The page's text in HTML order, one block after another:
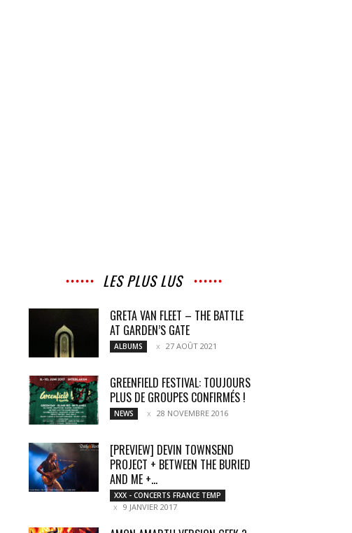
LES PLUS LUS
GRETA VAN FLEET – THE BATTLE
AT GARDEN’S GATE
ALBUMS 27 AOÛT 2021
GREENFIELD FESTIVAL: TOUJOURS
PLUS DE GROUPES CONFIRMÉS !
NEWS 28 NOVEMBRE 2016
[PREVIEW] DEVIN TOWNSEND
PROJECT + BETWEEN THE BURIED
AND ME +...
XXX - CONCERTS FRANCE TEMP
9 JANVIER 2017